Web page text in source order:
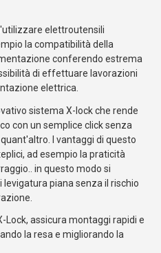
elettroutensili
la compatibilità della
conferendo estrema
di effettuare lavorazioni
elettrica.
sistema X-lock che rende
con un semplice click senza
I vantaggi di questo
ad esempio la praticità
in questo modo si
piana senza il rischio
Lock, assicura montaggi rapidi e
la resa e migliorando la